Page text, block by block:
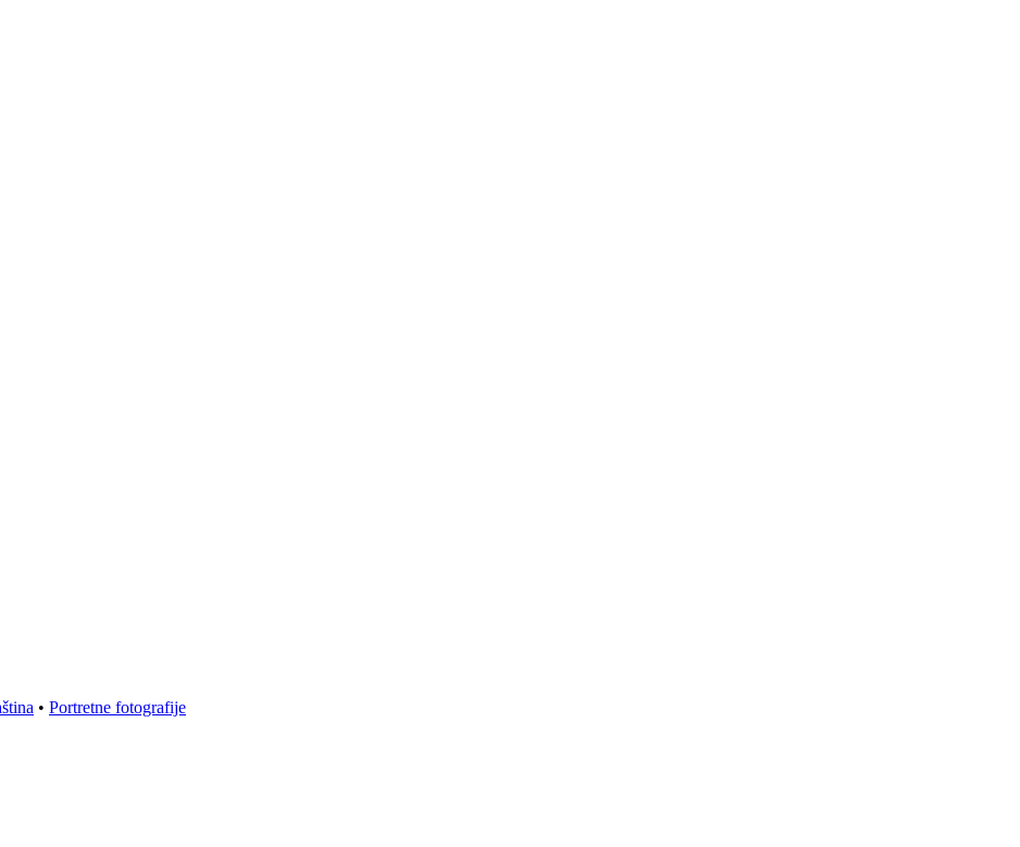
• Portretne fotografije